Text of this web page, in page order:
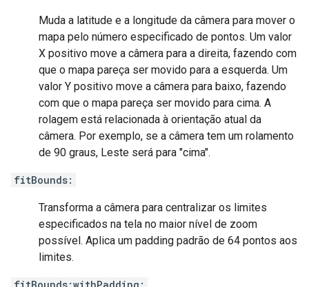
Muda a latitude e a longitude da câmera para mover o
mapa pelo número especificado de pontos. Um valor
X positivo move a câmera para a direita, fazendo com
que o mapa pareça ser movido para a esquerda. Um
valor Y positivo move a câmera para baixo, fazendo
com que o mapa pareça ser movido para cima. A
rolagem está relacionada à orientação atual da
câmera. Por exemplo, se a câmera tem um rolamento
de 90 graus, Leste será para "cima".
fitBounds:
Transforma a câmera para centralizar os limites
especificados na tela no maior nível de zoom
possível. Aplica um padding padrão de 64 pontos aos
limites.